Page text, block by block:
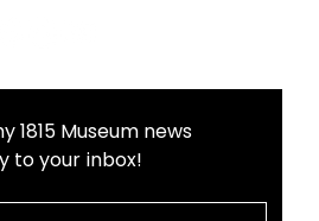
1815 Museum news
to your inbox!